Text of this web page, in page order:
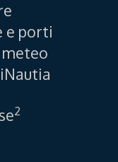
e porti
2